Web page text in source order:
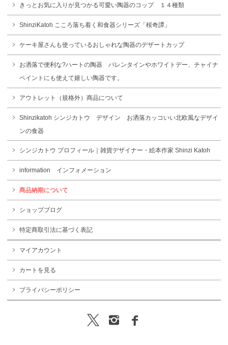
きっとお気に入りが見つかる可愛い陶器のコップ １４種類
ShinziKatoh こころ落ち着く和食器シリーズ「桜奇譚」
ケーキ屋さんも使っているおしゃれな陶器のデザートカップ
お洒落で便利な?ハートの陶器 バレンタインやホワイトデー、チャイナ
ペイントにも使えて嬉しい陶器です。
アウトレット（規格外）商品について
Shinzikatoh シンジカトウ デザイン お洒落カッコいい北欧風なデザイ
ンの食器
シンジカトウ プロフィール｜雑貨デザイナー・絵本作家 Shinzi Katoh
information インフォメーション
商品納期について
ショップブログ
特定商取引法に基づく表記
マイアカウント
カートを見る
プライバシーポリシー